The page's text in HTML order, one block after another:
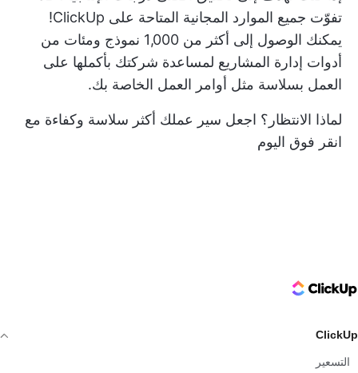
تفوّت جميع الموارد المجانية المتاحة على ClickUp!
يمكنك الوصول إلى أكثر من 1,000 نموذج ومئات من
أدوات إدارة المشاريع لمساعدة شركتك بأكملها على
العمل بسلاسة مثل أوامر العمل الخاصة بك.
لماذا الانتظار؟ اجعل سير عملك أكثر سلاسة وكفاءة مع
انقر فوق اليوم
ClickUp Logo
ClickUp
التسعير